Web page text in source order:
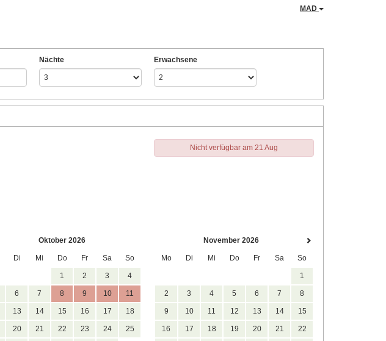
MAD
Nächte Erwachsene
Nicht verfügbar am 21 Aug
Oktober 2026
Di Mi Do Fr Sa So
1 2 3 4
6 7 8 9 10 11
13 14 15 16 17 18
20 21 22 23 24 25
November 2026
Mo Di Mi Do Fr Sa So
1
2 3 4 5 6 7 8
9 10 11 12 13 14 15
16 17 18 19 20 21 22